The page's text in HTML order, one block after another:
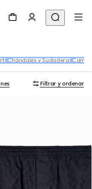
Chándales y Sudaderas
Filtrar y ordenar